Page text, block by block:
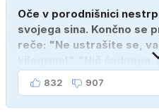
Oče v porodnišnici
svojega sina. Končno se
reče: "Ne ustrašite se,
kilogram!" "Nič čudnega,
ženo poznava šele tri
832 907